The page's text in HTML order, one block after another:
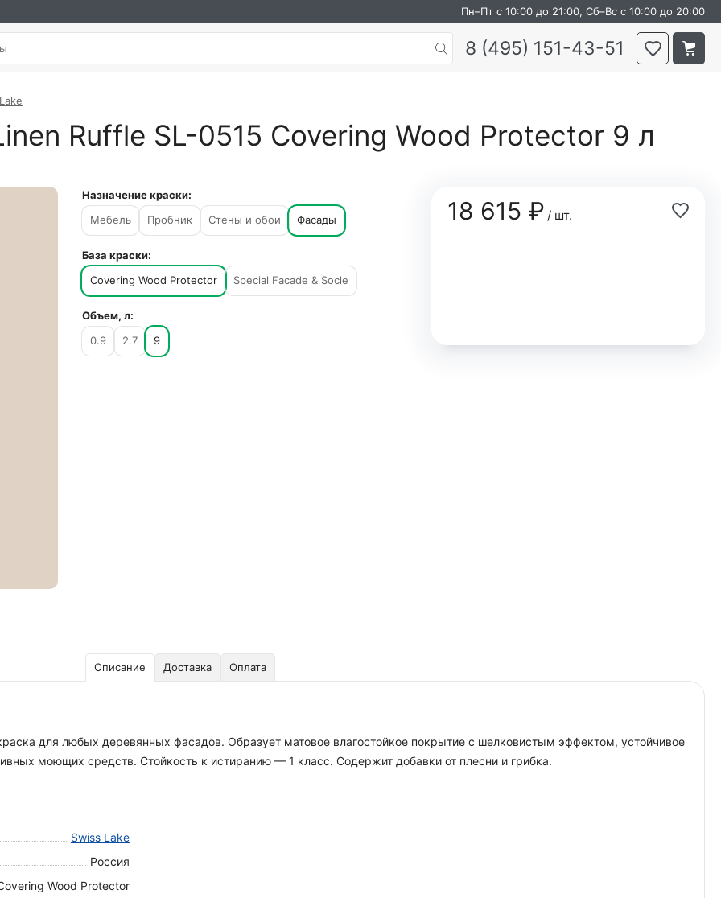
Пн–Пт с 10:00 до 21:00, Сб–Вс с 10:00 до 20:00
8 (495) 151-43-51
Ruffle SL-0515 Covering Wood Protector 9 л
18 615 ₽/ шт.
Назначение краски:
Мебель
Пробник Стены и обои Фасады
База краски:
Covering Wood Protector
Special Facade & Socle
Объем, л:
0.9
2.7 9
Описание Доставка Оплата
для любых деревянных фасадов. Образует матовое влагостойкое покрытие с шелковистым эффектом, устойчивое
моющих средств. Стойкость к истиранию — 1 класс. Содержит добавки от плесни и грибка.
Swiss Lake
Россия
Wood Protector